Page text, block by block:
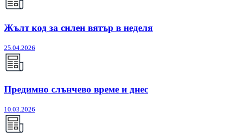
Жълт код за силен вятър в неделя
25.04.2026
Предимно слънчево време и днес
10.03.2026